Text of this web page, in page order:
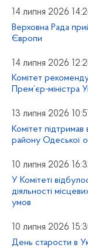
14 липня 2026
Верховна Рада
Європи
14 липня 2026
Комітет
Прем’єр-міністра
13 липня 2026
Комітет
району Одеської
10 липня 2026
У Комітеті
діяльності
умов
10 липня 2026
День старости в